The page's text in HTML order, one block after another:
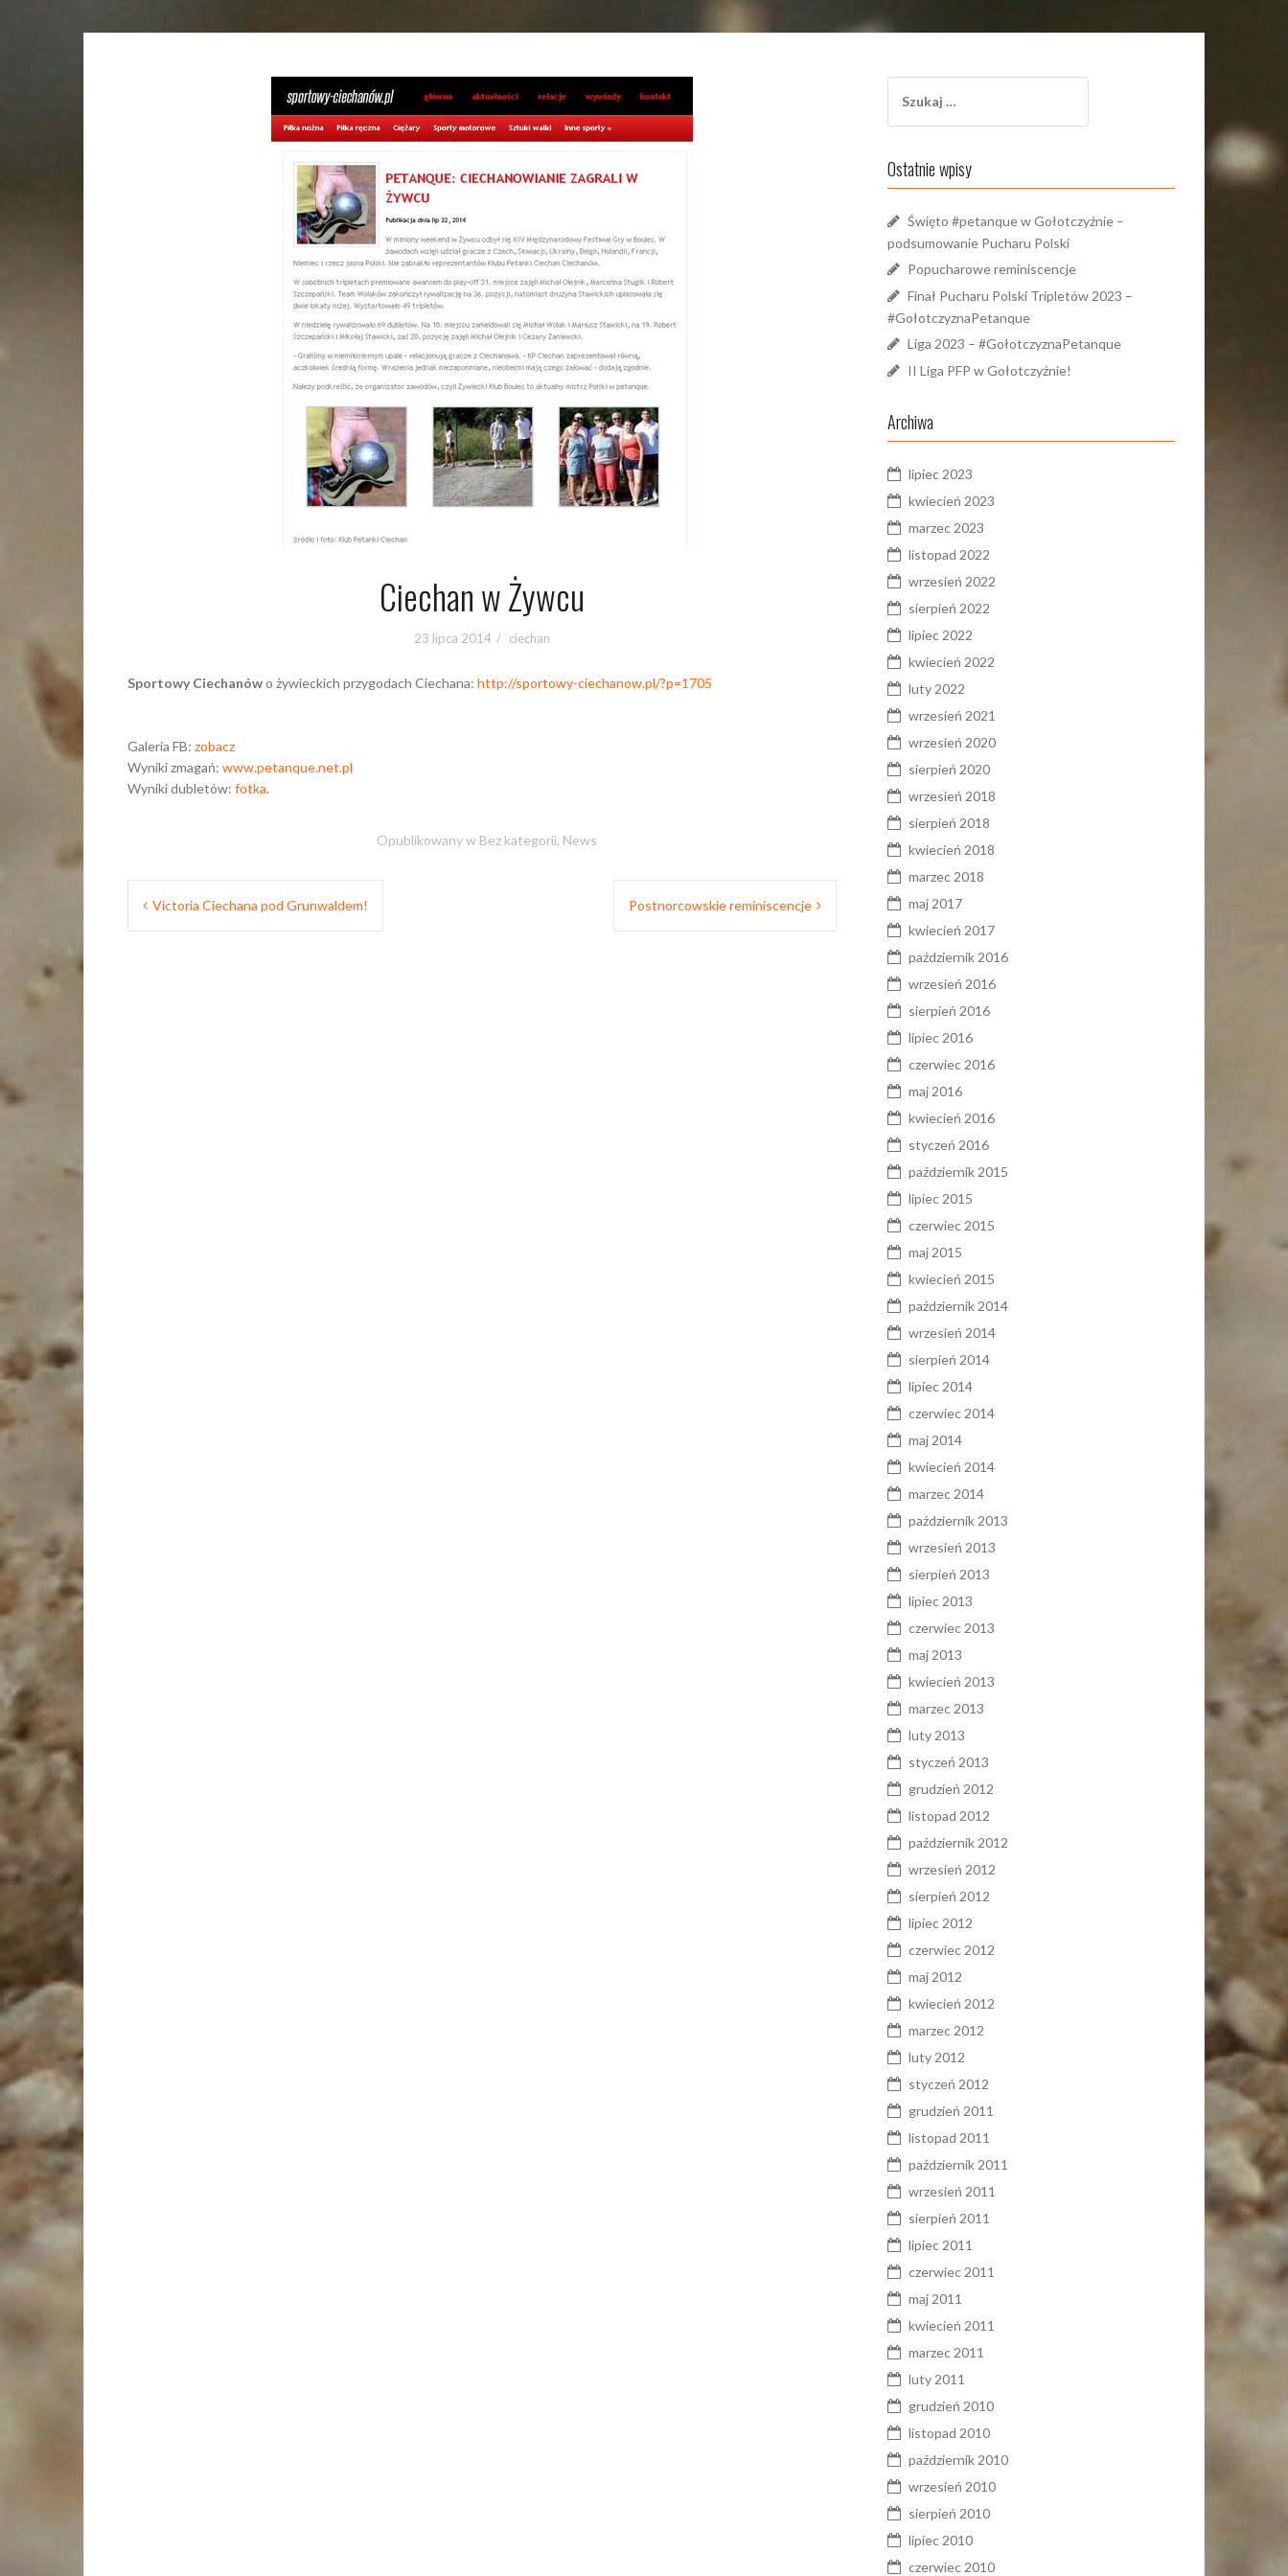
Ciechan w Żywcu
23 lipca 2014 ciechan
Sportowy Ciechanówo żywieckich przygodach Ciechana: http://sportowy-ciechanow.pl/?p=1705
Galeria FB: zobacz
Wyniki zmagań: www.petanque.net.pl
Wyniki dubletów: fotka.
Opublikowany w Bez kategorii, News
Nawigacja
Victoria Ciechana pod Grunwaldem! Postnorcowskie reminiscencje
Ostatnie wpisy
Święto #petanque w Gołotczyźnie –
podsumowanie Pucharu Polski
Popucharowe reminiscencje
Finał Pucharu Polski Tripletów 2023 –
#GołotczyznaPetanque
Liga 2023 – #GołotczyznaPetanque
II Liga PFP w Gołotczyźnie!
Archiwa
lipiec 2023
kwiecień 2023
marzec 2023
listopad 2022
wrzesień 2022
sierpień 2022
lipiec 2022
kwiecień 2022
luty 2022
wrzesień 2021
wrzesień 2020
sierpień 2020
wrzesień 2018
sierpień 2018
kwiecień 2018
marzec 2018
maj 2017
kwiecień 2017
październik 2016
wrzesień 2016
sierpień 2016
lipiec 2016
czerwiec 2016
maj 2016
kwiecień 2016
styczeń 2016
październik 2015
lipiec 2015
czerwiec 2015
maj 2015
kwiecień 2015
październik 2014
wrzesień 2014
sierpień 2014
lipiec 2014
czerwiec 2014
maj 2014
kwiecień 2014
marzec 2014
październik 2013
wrzesień 2013
sierpień 2013
lipiec 2013
czerwiec 2013
maj 2013
kwiecień 2013
marzec 2013
luty 2013
styczeń 2013
grudzień 2012
listopad 2012
październik 2012
wrzesień 2012
sierpień 2012
lipiec 2012
czerwiec 2012
maj 2012
kwiecień 2012
marzec 2012
luty 2012
styczeń 2012
grudzień 2011
listopad 2011
październik 2011
wrzesień 2011
sierpień 2011
lipiec 2011
czerwiec 2011
maj 2011
kwiecień 2011
marzec 2011
luty 2011
grudzień 2010
listopad 2010
październik 2010
wrzesień 2010
sierpień 2010
lipiec 2010
czerwiec 2010